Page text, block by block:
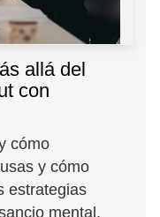
allá del
con
cómo
y cómo
estrategias
mental.